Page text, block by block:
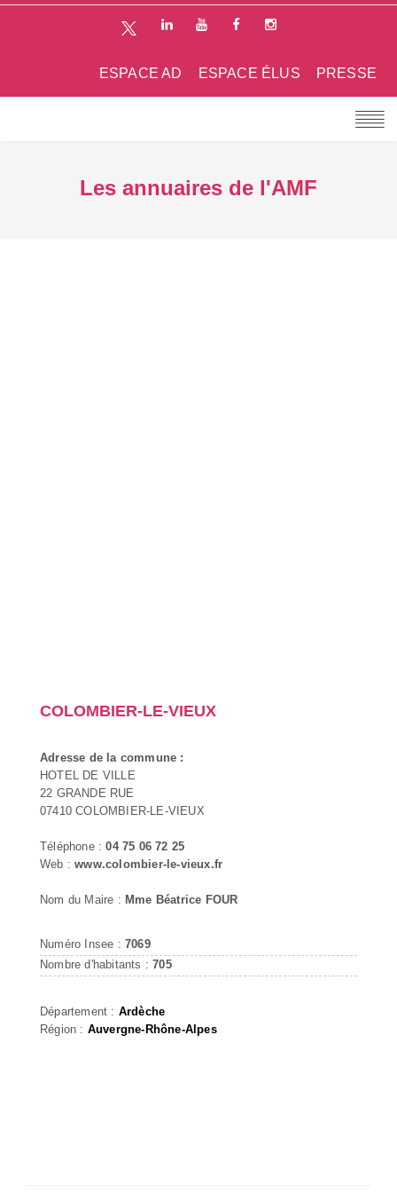
PRESSE
ESPACE ÉLUS
ESPACE AD
Les annuaires de l'AMF
COLOMBIER-LE-VIEUX
Adresse de la commune :
HOTEL DE VILLE
22 GRANDE RUE
07410 COLOMBIER-LE-VIEUX
Téléphone :04 75 06 72 25
Web :www.colombier-le-vieux.fr
Nom du Maire : Mme Béatrice FOUR
Numéro Insee : 7069
Nombre d'habitants :705
Département : Ardèche
Région : Auvergne-Rhône-Alpes